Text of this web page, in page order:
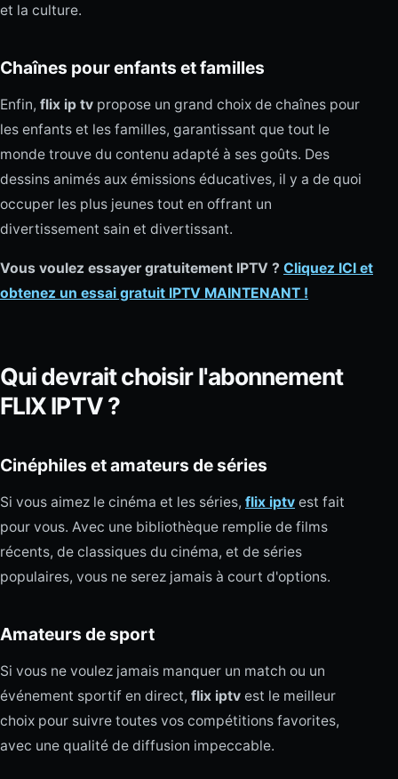
et la culture.
Chaînes pour enfants et familles
Enfin, flix ip tv propose un grand choix de chaînes pour
les enfants et les familles, garantissant que tout le
monde trouve du contenu adapté à ses goûts. Des
dessins animés aux émissions éducatives, il y a de quoi
occuper les plus jeunes tout en offrant un
divertissement sain et divertissant.
Vous voulez essayer gratuitement IPTV ? Cliquez ICI et
obtenez un essai gratuit IPTV MAINTENANT !
Qui devrait choisir l'abonnement
FLIX IPTV ?
Cinéphiles et amateurs de séries
Si vous aimez le cinéma et les séries, flix iptv est fait
pour vous. Avec une bibliothèque remplie de films
récents, de classiques du cinéma, et de séries
populaires, vous ne serez jamais à court d'options.
Amateurs de sport
Si vous ne voulez jamais manquer un match ou un
événement sportif en direct, flix iptv est le meilleur
choix pour suivre toutes vos compétitions favorites,
avec une qualité de diffusion impeccable.